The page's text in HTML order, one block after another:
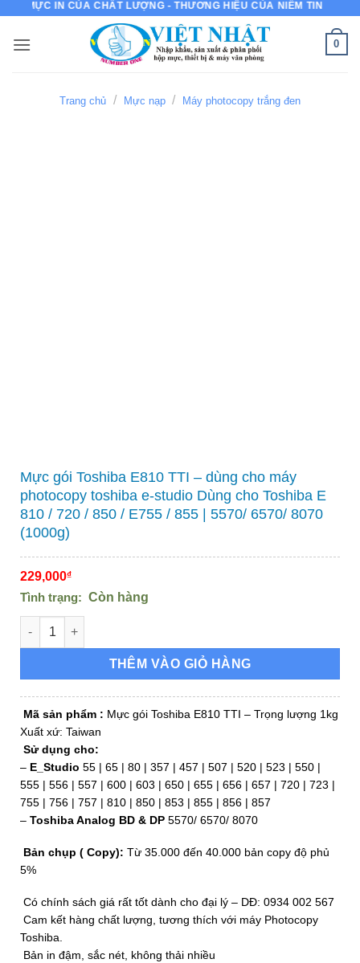
nội
IN CỦA CHẤT LƯỢNG - THƯƠNG HIỆU CỦA NIỀM TIN
0
Trang chủ / Mực nạp / Máy photocopy trắng đen
Mực gói Toshiba E810 TTI – dùng cho máy
photocopy toshiba e-studio Dùng cho Toshiba E
810 / 720 / 850 / E755 / 855 | 5570/ 6570/ 8070
(1000g)
229,000₫
Tình trạng: Còn hàng
Mực gói Toshiba E810 TTI - dùng cho máy photocopy
THÊM VÀO GIỎ HÀNG
Mã sản phẩm : Mực gói Toshiba E810 TTI – Trọng lượng 1kg
Xuất xứ: Taiwan
Sử dụng cho:
– E_Studio 55 | 65 | 80 | 357 | 457 | 507 | 520 | 523 | 550 |
555 | 556 | 557 | 600 | 603 | 650 | 655 | 656 | 657 | 720 | 723 |
755 | 756 | 757 | 810 | 850 | 853 | 855 | 856 | 857
– Toshiba Analog BD & DP 5570/ 6570/ 8070
Bản chụp ( Copy): Từ 35.000 đến 40.000 bản copy độ phủ
5%
Có chính sách giá rất tốt dành cho đại lý – DĐ: 0934 002 567
Cam kết hàng chất lượng, tương thích với máy Photocopy
Toshiba.
Bản in đậm, sắc nét, không thải nhiều